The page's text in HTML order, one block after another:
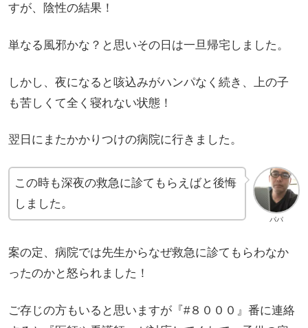
すが、陰性の結果！
単なる風邪かな？と思いその日は一旦帰宅しました。
しかし、夜になると咳込みがハンパなく続き、上の子
も苦しくて全く寝れない状態！
翌日にまたかかりつけの病院に行きました。
パパ
この時も深夜の救急に診てもらえばと後悔
しました。
案の定、病院では先生からなぜ救急に診てもらわなか
ったのかと怒られました！
ご存じの方もいると思いますが『#８０００』番に連絡